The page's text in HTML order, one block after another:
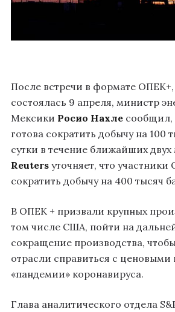
После встречи в формате ОПЕК+,
состоялась 9 апреля, министр
Мексики Росио Нахле сообщил,
готова сократить добычу на 100
сутки в течение ближайших двух
Reuters уточняет, что
сократить добычу на 400 тысяч
В ОПЕК + призвали крупных
том числе США, пойти на
сокращение производства,
отрасли справиться с ценовыми
«пандемии» коронавируса.
Глава аналитического отдела